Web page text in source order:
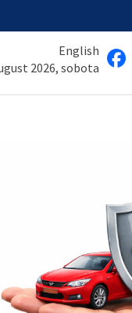
English
2026, sobota